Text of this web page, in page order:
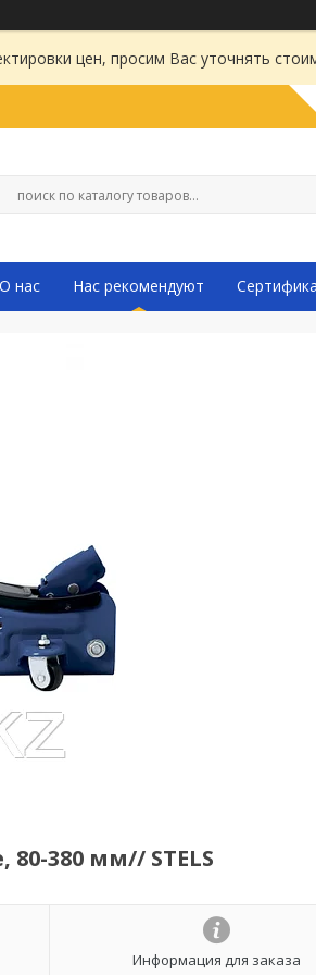
цен, просим Вас уточнять
О нас Нас рекомендуют
380 мм// STELS
Информация для заказа